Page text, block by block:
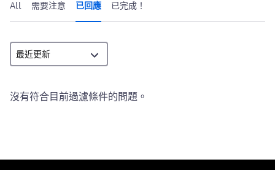
All 需要注意 已回應 已完成！
沒有符合目前過濾條件的問題。